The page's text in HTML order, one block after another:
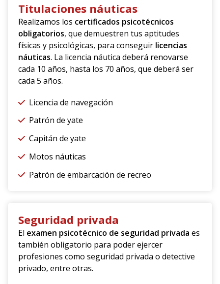
Titulaciones náuticas
Realizamos los certificados psicotécnicos
obligatorios, que demuestren tus aptitudes
físicas y psicológicas, para conseguir licencias
náuticas. La licencia náutica deberá renovarse
cada 10 años, hasta los 70 años, que deberá ser
cada 5 años.
Licencia de navegación
Patrón de yate
Capitán de yate
Motos náuticas
Patrón de embarcación de recreo
Seguridad privada
El examen psicotécnico de seguridad privada es
también obligatorio para poder ejercer
profesiones como seguridad privada o detective
privado, entre otras.